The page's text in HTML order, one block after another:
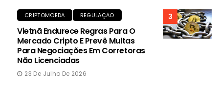
3
CRIPTOMOEDA REGULAÇÃO
Vietnã Endurece Regras Para O
Mercado Cripto E Prevê Multas
Para Negociações Em Corretoras
Não Licenciadas
23 De Julho De 2026